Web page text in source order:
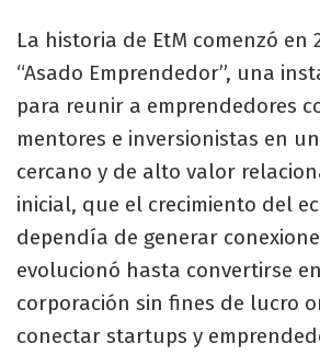
La historia de EtM comenzó en
“Asado Emprendedor”, una
para reunir a emprendedores
mentores e inversionistas en
cercano y de alto valor
inicial, que el crecimiento del
dependía de generar
evolucionó hasta convertirse
corporación sin fines de lucro
conectar startups y